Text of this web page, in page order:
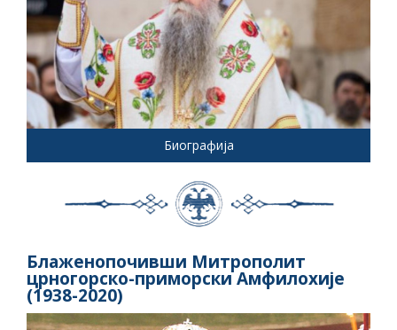
Биографија
Блаженопочивши Митрополит
црногорско-приморски Амфилохије
(1938-2020)